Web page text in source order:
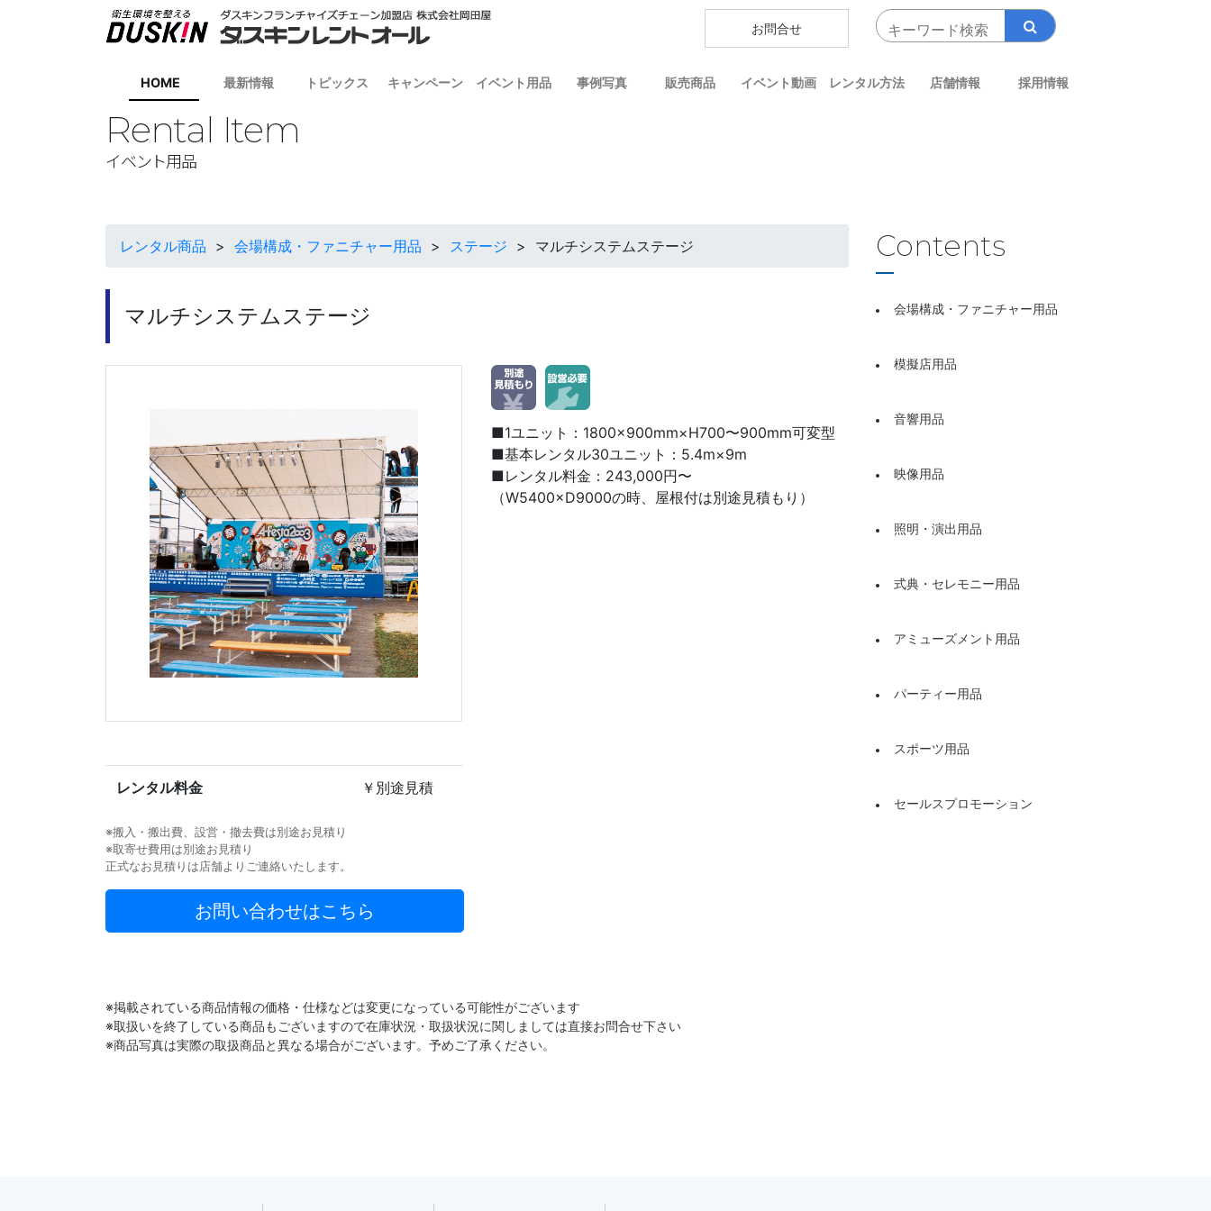
お問合せ
HOME 最新情報 トピックス キャンペーン イベント用品 事例写真 販売商品 イベント動画 レンタル方法 店舗情報 採用情報
Rental Item
イベント用品
レンタル商品 > 会場構成・ファニチャー用品 > ステージ > マルチシステムステージ
マルチシステムステージ
レンタル料金 ￥別途見積
※搬入・搬出費、設営・撤去費は別途お見積り
※取寄せ費用は別途お見積り
正式なお見積りは店舗よりご連絡いたします。
お問い合わせはこちら
■1ユニット：1800×900mm×H700〜900mm可変型
■基本レンタル30ユニット：5.4m×9m
■レンタル料金：243,000円〜
（W5400×D9000の時、屋根付は別途見積もり）
※掲載されている商品情報の価格・仕様などは変更になっている可能性がございます
※取扱いを終了している商品もございますので在庫状況・取扱状況に関しましては直接お問合せ下さい
※商品写真は実際の取扱商品と異なる場合がございます。予めご了承ください。
Contents
会場構成・ファニチャー用品
模擬店用品
音響用品
映像用品
照明・演出用品
式典・セレモニー用品
アミューズメント用品
パーティー用品
スポーツ用品
セールスプロモーション